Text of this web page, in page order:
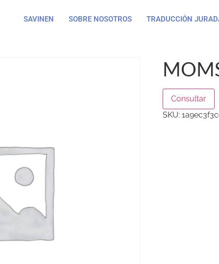
SAVINEN SOBRE NOSOTROS TRADUCCIÓN
Consultar
SKU: